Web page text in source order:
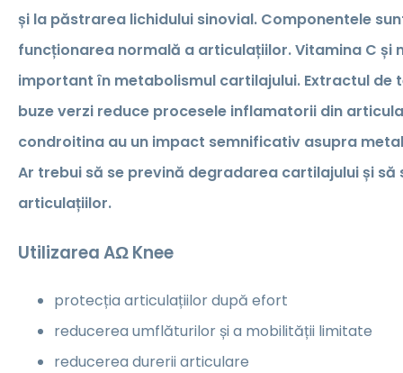
și la păstrarea lichidului sinovial. Componentele
funcționarea normală a articulațiilor. Vitamina C și
important în metabolismul cartilajului. Extractul de
buze verzi reduce procesele inflamatorii din
condroitina au un impact semnificativ asupra
Ar trebui să se prevină degradarea cartilajului și
articulațiilor.
Utilizarea AΩ Knee
protecția articulațiilor după efort
reducerea umflăturilor și a mobilității limitate
reducerea durerii articulare